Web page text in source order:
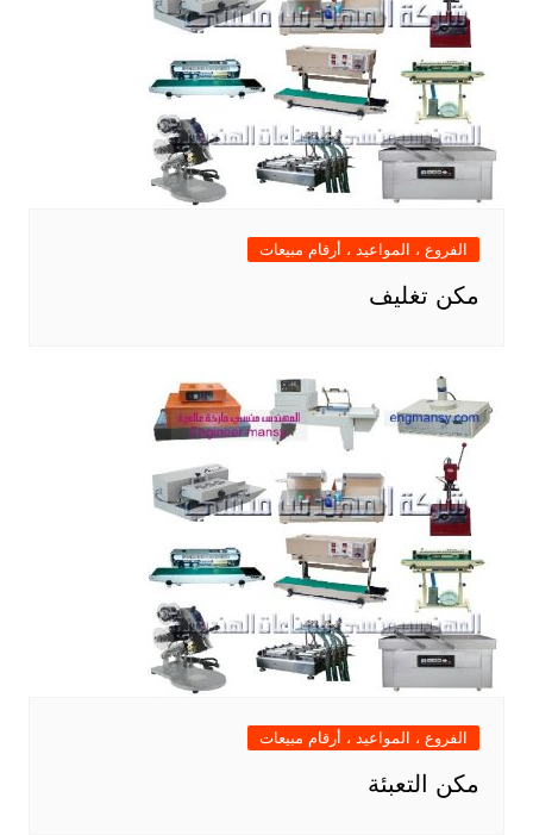
الفروع ، المواعيد ، أرقام مبيعات
مكن تغليف
الفروع ، المواعيد ، أرقام مبيعات
مكن التعبئة